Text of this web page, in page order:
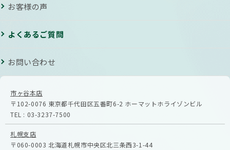
お客様の声
よくあるご質問
お問い合わせ
市ヶ谷本店
〒102-0076 東京都千代田区五番町6-2 ホーマットホライゾンビル
TEL : 03-3237-7500
札幌支店
〒060-0003 北海道札幌市中央区北三条西3-1-44